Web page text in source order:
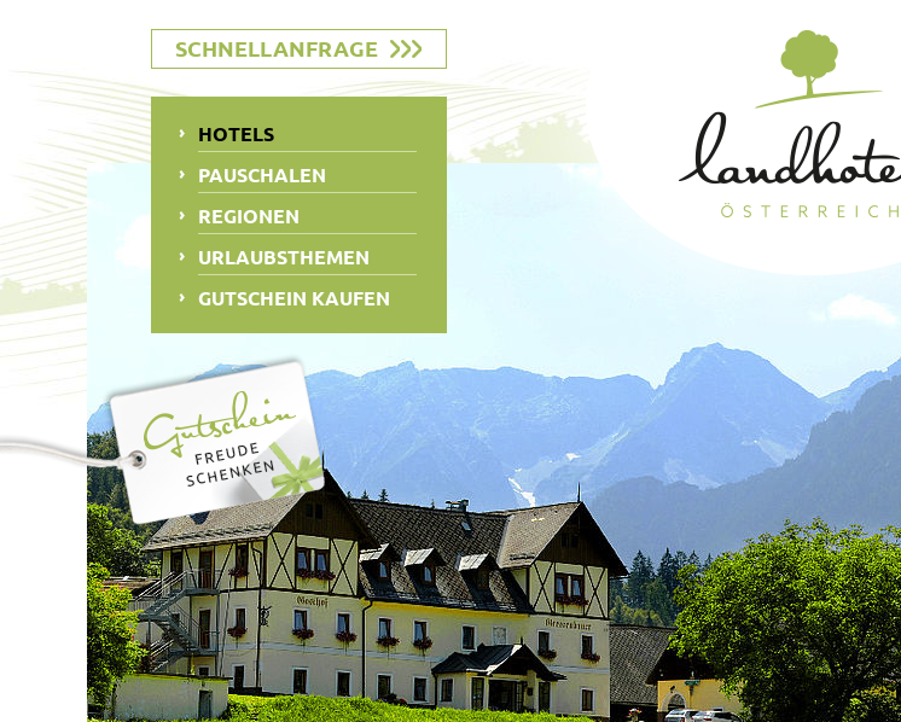
SCHNELLANFRAGE
HOTELS
PAUSCHALEN
REGIONEN
URLAUBSTHEMEN
GUTSCHEIN KAUFEN